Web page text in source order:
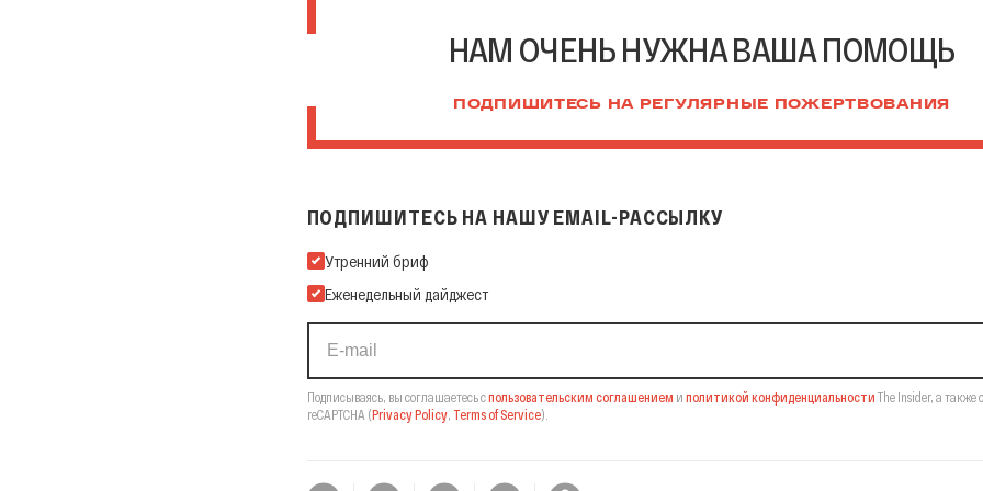
НАМ ОЧЕНЬ НУЖНА ВАША ПОМОЩЬ
ПОДПИШИТЕСЬ НА РЕГУЛЯРНЫЕ ПОЖЕРТВОВАНИЯ
ПОДПИШИТЕСЬ НА НАШУ EMAIL-РАССЫЛКУ
Подпишитесь на нашу Email-рассылку
Утренний бриф
Еженедельный дайджест
Подписываясь, вы соглашаетесь спользовательским соглашением и политикой конфиденциальности The Insider, а также
reCAPTCHA (Privacy Policy, Terms of Service).